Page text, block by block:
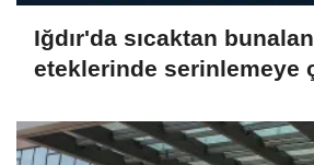
Iğdır'da sıcaktan
eteklerinde serinlemeye